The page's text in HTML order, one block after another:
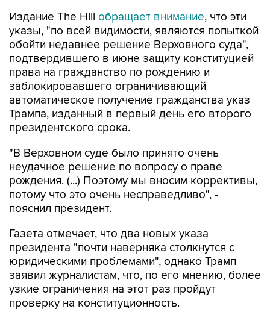
Издание The Hill обращает внимание, что эти
указы, "по всей видимости, являются попыткой
обойти недавнее решение Верховного суда",
подтвердившего в июне защиту конституцией
права на гражданство по рождению и
заблокировавшего ограничивающий
автоматическое получение гражданства указ
Трампа, изданный в первый день его второго
президентского срока.
"В Верховном суде было принято очень
неудачное решение по вопросу о праве
рождения. (...) Поэтому мы вносим коррективы,
потому что это очень несправедливо", -
пояснил президент.
Газета отмечает, что два новых указа
президента "почти наверняка столкнутся с
юридическими проблемами", однако Трамп
заявил журналистам, что, по его мнению, более
узкие ограничения на этот раз пройдут
проверку на конституционность.